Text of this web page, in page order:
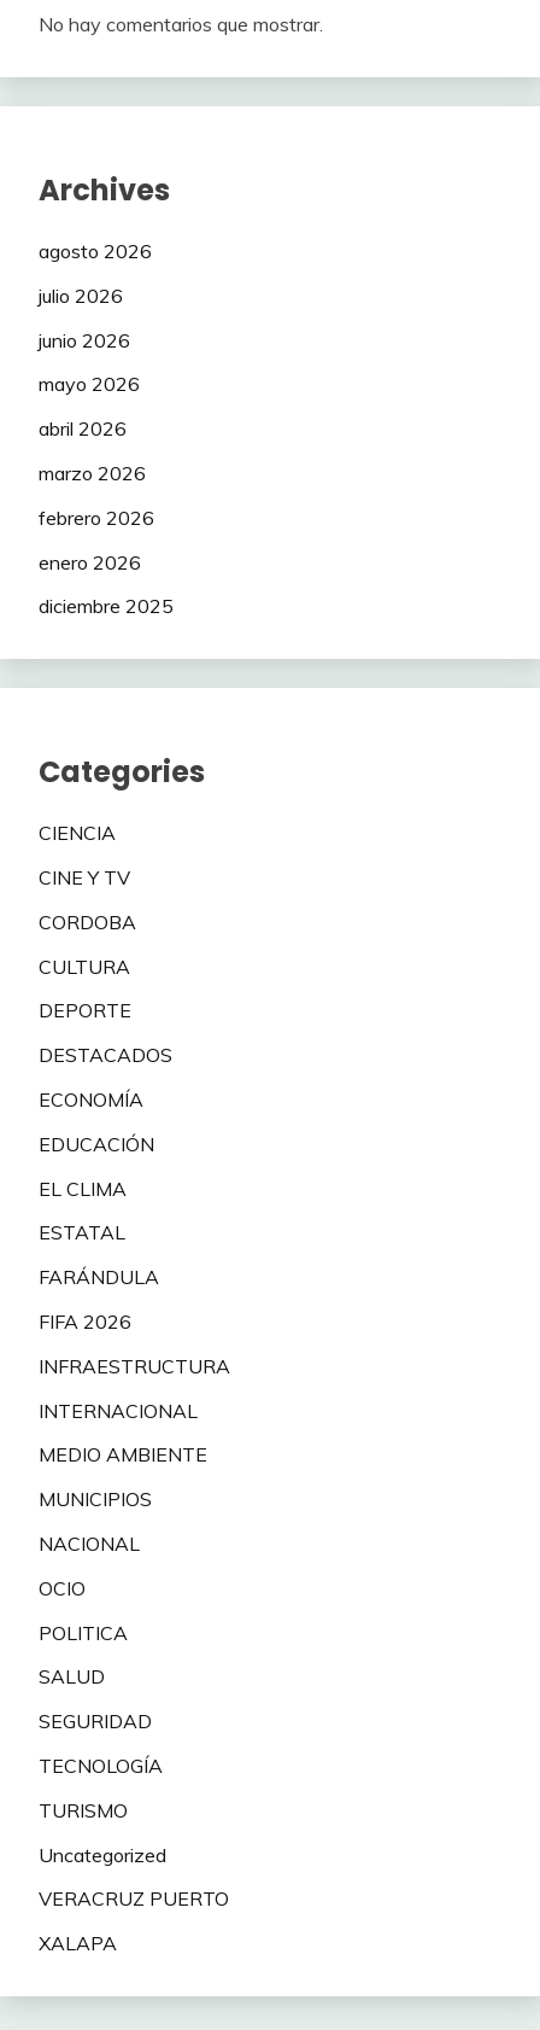
No hay comentarios que mostrar.
Archives
agosto 2026
julio 2026
junio 2026
mayo 2026
abril 2026
marzo 2026
febrero 2026
enero 2026
diciembre 2025
Categories
CIENCIA
CINE Y TV
CORDOBA
CULTURA
DEPORTE
DESTACADOS
ECONOMÍA
EDUCACIÓN
EL CLIMA
ESTATAL
FARÁNDULA
FIFA 2026
INFRAESTRUCTURA
INTERNACIONAL
MEDIO AMBIENTE
MUNICIPIOS
NACIONAL
OCIO
POLITICA
SALUD
SEGURIDAD
TECNOLOGÍA
TURISMO
Uncategorized
VERACRUZ PUERTO
XALAPA